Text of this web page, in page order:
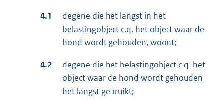
4.1
degene die het langst in het
belastingobject c.q. het object waar de
hond wordt gehouden, woont;
4.2
degene die het belastingobject c.q. het
object waar de hond wordt gehouden
het langst gebruikt;